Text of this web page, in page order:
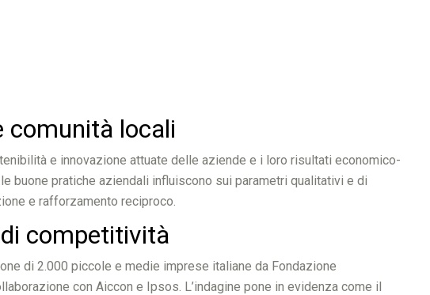
comunità locali
e innovazione attuate delle aziende e i loro risultati economico-
buone pratiche aziendali influiscono sui parametri qualitativi e di
e rafforzamento reciproco.
competitività
di 2.000 piccole e medie imprese italiane da Fondazione
con Aiccon e Ipsos. L’indagine pone in evidenza come il